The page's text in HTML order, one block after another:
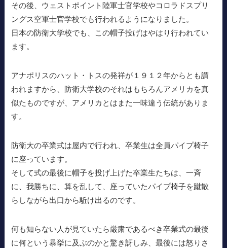
その後、ウェストポイント陸軍士官学校やコロラドスプリ
ングス空軍士官学校でも行われるようになりました。
日本の防衛大学校でも、この帽子投げはやはり行われてい
ます。
アナポリスのハット・トスの発祥が１９１２年からとも謂
われますから、防衛大学校のそれはもちろんアメリカを真
似たものですが、アメリカとはまた一味違う伝統がありま
す。
防衛大の卒業式は屋内で行われ、卒業生は全員パイプ椅子
に座っています。
そして式の最後に帽子を投げ上げた卒業生たちは、一斉
に、我勝ちに、算を乱して、座っていたパイプ椅子を蹴散
らしながら出口から駈け出るのです。
何も知らない人が見ていたら厳粛であるべき卒業式の最後
に何という暴挙に及ぶのかと驚き訝しみ、最後には怒りさ